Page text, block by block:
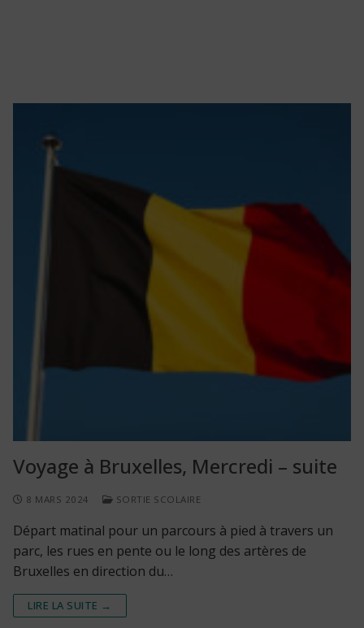
Voyage à Bruxelles, Mercredi – suite
8 MARS 2024 SORTIE SCOLAIRE
Départ matinal pour un parcours à pied à travers un
parc, les rues en pente ou le long des artères de
Bruxelles en direction du…
LIRE LA SUITE →